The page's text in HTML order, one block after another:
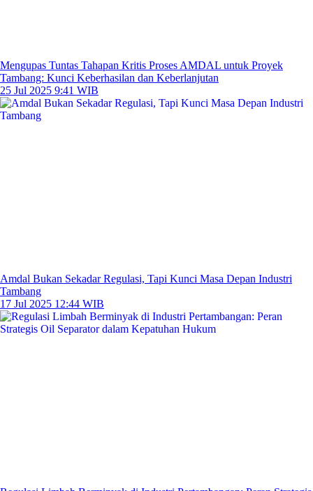
Mengupas Tuntas Tahapan Kritis Proses AMDAL untuk Proyek
Tambang: Kunci Keberhasilan dan Keberlanjutan
25 Jul 2025 9:41 WIB
Amdal Bukan Sekadar Regulasi, Tapi Kunci Masa Depan Industri
Tambang
17 Jul 2025 12:44 WIB